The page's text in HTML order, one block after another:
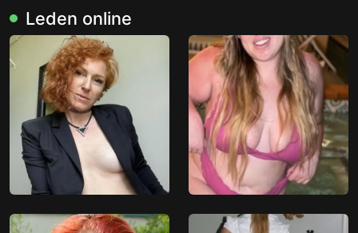
Leden online